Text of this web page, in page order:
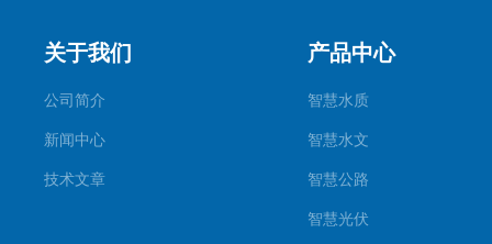
关于我们
公司简介
新闻中心
技术文章
产品中心
智慧水质
智慧水文
智慧公路
智慧光伏